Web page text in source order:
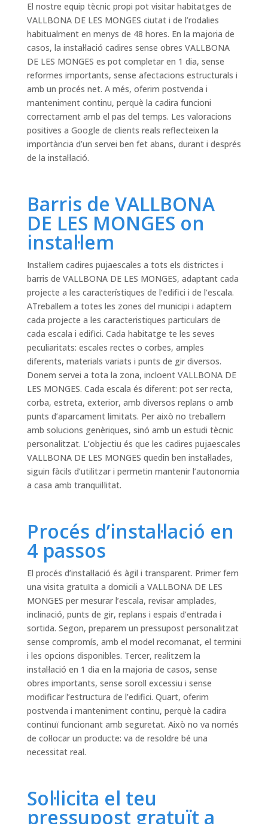
El nostre equip tècnic propi pot visitar habitatges de
VALLBONA DE LES MONGES ciutat i de l’rodalies
habitualment en menys de 48 hores. En la majoria de
casos, la instal·lació cadires sense obres VALLBONA
DE LES MONGES es pot completar en 1 dia, sense
reformes importants, sense afectacions estructurals i
amb un procés net. A més, oferim postvenda i
manteniment continu, perquè la cadira funcioni
correctament amb el pas del temps. Les valoracions
positives a Google de clients reals reflecteixen la
importància d’un servei ben fet abans, durant i després
de la instal·lació.
Barris de VALLBONA
DE LES MONGES on
instal·lem
Instal·lem cadires pujaescales a tots els districtes i
barris de VALLBONA DE LES MONGES, adaptant cada
projecte a les característiques de l’edifici i de l’escala.
ATreballem a totes les zones del municipi i adaptem
cada projecte a les caracteristiques particulars de
cada escala i edifici. Cada habitatge te les seves
peculiaritats: escales rectes o corbes, amples
diferents, materials variats i punts de gir diversos.
Donem servei a tota la zona, incloent VALLBONA DE
LES MONGES. Cada escala és diferent: pot ser recta,
corba, estreta, exterior, amb diversos replans o amb
punts d’aparcament limitats. Per això no treballem
amb solucions genèriques, sinó amb un estudi tècnic
personalitzat. L’objectiu és que les cadires pujaescales
VALLBONA DE LES MONGES quedin ben instal·lades,
siguin fàcils d’utilitzar i permetin mantenir l’autonomia
a casa amb tranquil·litat.
Procés d’instal·lació en
4 passos
El procés d’instal·lació és àgil i transparent. Primer fem
una visita gratuïta a domicili a VALLBONA DE LES
MONGES per mesurar l’escala, revisar amplades,
inclinació, punts de gir, replans i espais d’entrada i
sortida. Segon, preparem un pressupost personalitzat
sense compromís, amb el model recomanat, el termini
i les opcions disponibles. Tercer, realitzem la
instal·lació en 1 dia en la majoria de casos, sense
obres importants, sense soroll excessiu i sense
modificar l’estructura de l’edifici. Quart, oferim
postvenda i manteniment continu, perquè la cadira
continuï funcionant amb seguretat. Això no va només
de col·locar un producte: va de resoldre bé una
necessitat real.
Sol·licita el teu
pressupost gratuït a